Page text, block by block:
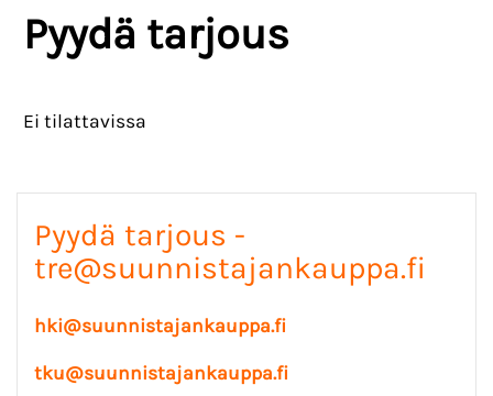
Pyydä tarjous
Ei tilattavissa
Pyydä tarjous -
tre@suunnistajankauppa.fi
hki@suunnistajankauppa.fi
tku@suunnistajankauppa.fi